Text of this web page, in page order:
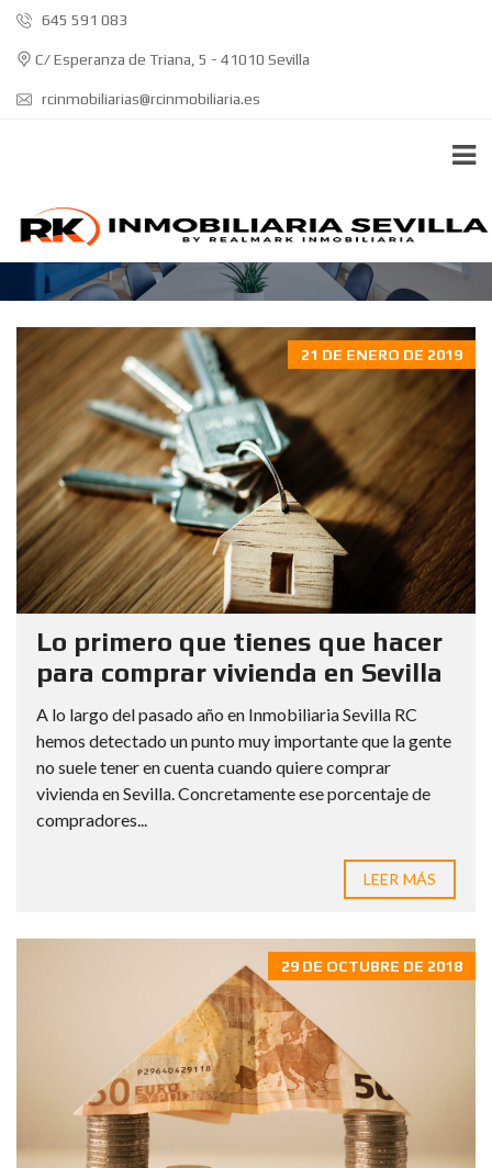
645 591 083
C/ Esperanza de Triana, 5 - 41010 Sevilla
rcinmobiliarias@rcinmobiliaria.es
HIPOTECAS
21 DE ENERO DE 2019
Lo primero que tienes que hacer
para comprar vivienda en Sevilla
A lo largo del pasado año en Inmobiliaria Sevilla RC
hemos detectado un punto muy importante que la gente
no suele tener en cuenta cuando quiere comprar
vivienda en Sevilla. Concretamente ese porcentaje de
compradores...
LEER MÁS
29 DE OCTUBRE DE 2018